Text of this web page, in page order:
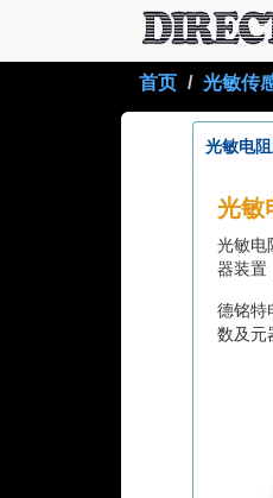
首页 光敏传
光敏电
光敏
光敏电
器装置
德铭特
数及元